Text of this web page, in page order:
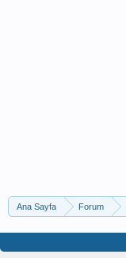
Ana Sayfa Forum